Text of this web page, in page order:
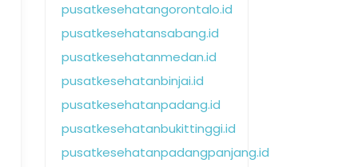
pusatkesehatangorontalo.id
pusatkesehatansabang.id
pusatkesehatanmedan.id
pusatkesehatanbinjai.id
pusatkesehatanpadang.id
pusatkesehatanbukittinggi.id
pusatkesehatanpadangpanjang.id